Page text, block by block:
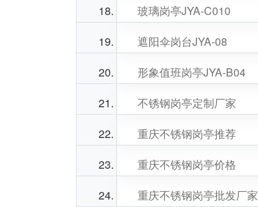
玻璃岗亭JYA-C010
遮阳伞岗台JYA-08
形象值班岗亭JYA-B04
不锈钢岗亭定制厂家
重庆不锈钢岗亭推荐
重庆不锈钢岗亭价格
重庆不锈钢岗亭批发厂家